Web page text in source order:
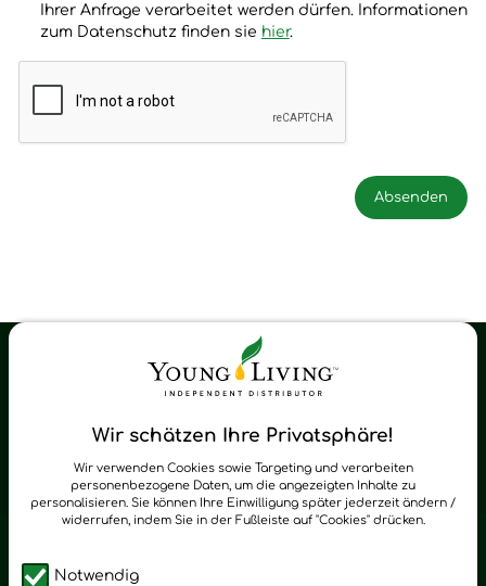
Ihrer Anfrage verarbeitet werden dürfen. Informationen
zum Datenschutz finden sie hier.
Wir schätzen Ihre Privatsphäre!
Wir verwenden Cookies sowie Targeting und verarbeiten
personenbezogene Daten, um die angezeigten Inhalte zu
personalisieren. Sie können Ihre Einwilligung später jederzeit ändern /
widerrufen, indem Sie in der Fußleiste auf "Cookies" drücken.
Notwendig
Young Living Shop-Oil Newsletter
zum Newsletter anmelden